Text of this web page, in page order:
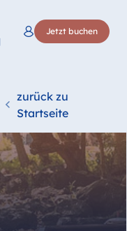
Jetzt buchen
zurück zu
Startseite